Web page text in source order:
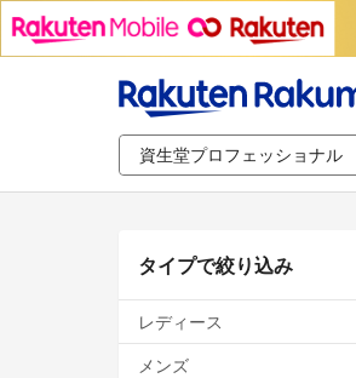
タイプで絞り込み
レディース
メンズ